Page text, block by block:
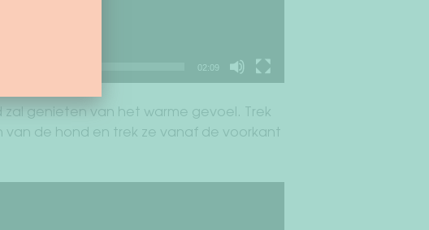
02:09
genieten van het warme gevoel. Trek
de hond en trek ze vanaf de voorkant